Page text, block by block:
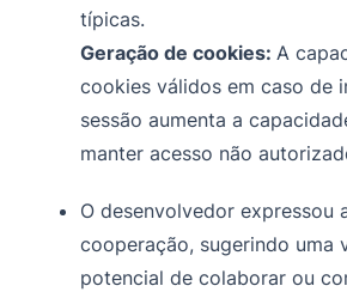
típicas.
Geração de cookies:A
cookies válidos em caso de
sessão aumenta a
manter acesso não
O desenvolvedor expressou
cooperação, sugerindo uma
potencial de colaborar ou